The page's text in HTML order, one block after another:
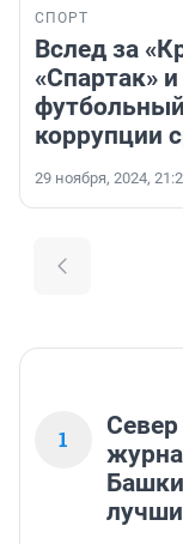
СПОРТ
Вслед за
«Спартак»
коррупции
29 ноября, 2024,
1